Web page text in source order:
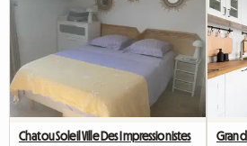
Chatou Soleil Ville Des Impressionistes